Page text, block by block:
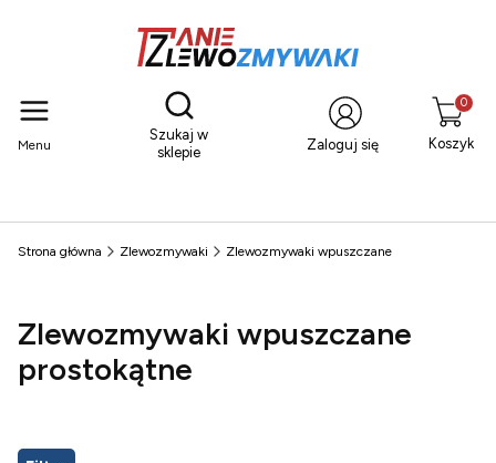
Menu
Otwórz wyszukiwarkę
Szukaj w
sklepie
Zaloguj się Koszyk
Strona główna Zlewozmywaki Zlewozmywaki wpuszczane
Zlewozmywaki wpuszczane
prostokątne